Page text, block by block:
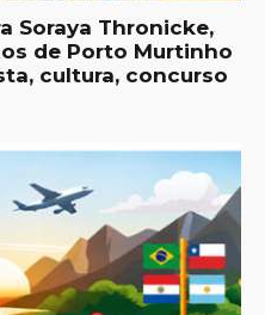
Soraya Thronicke,
de Porto Murtinho
cultura, concurso